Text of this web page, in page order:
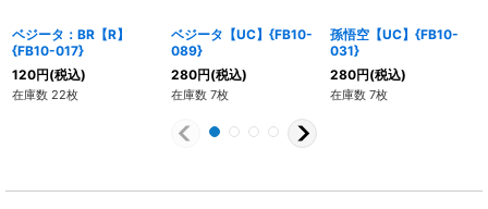
ベジータ：BR【R】
{FB10-017}
120円(税込)
在庫数 22枚
ベジータ【UC】{FB10-
089}
280円(税込)
在庫数 7枚
孫悟空【UC】{FB10-
031}
280円(税込)
在庫数 7枚